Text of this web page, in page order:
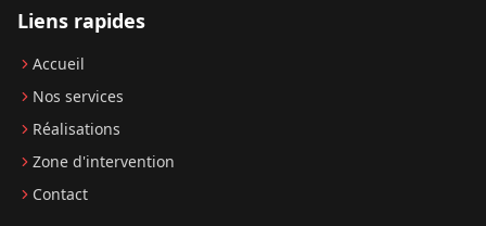
Liens rapides
Accueil
Nos services
Réalisations
Zone d'intervention
Contact